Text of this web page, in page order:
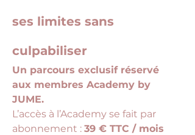
ses limites sans
culpabiliser
Un parcours exclusif réservé
aux membres Academy by
JUME.
L’accès à l’Academy se fait par
abonnement : 39 € TTC / mois